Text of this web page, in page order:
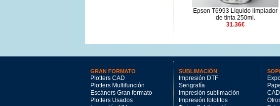
Kit de mantenimiento Epson
Epson T6993 Líquido limpiador
de tinta 250ml.
31.36€
GRAN FORMATO
Plotters CAD
Plotters Multifunción
Escáners Gran formato
Plotters Usados
SUBLIMACIÓN
Impresión DTF
Serigrafía
Impresión sublimación
Impresión fotolitos